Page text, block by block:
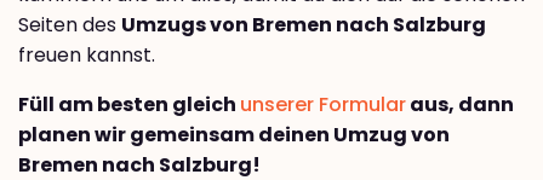
Seiten des Umzugs von Bremen nach Salzburg
freuen kannst.
Füll am besten gleich unserer Formularaus, dann
planen wir gemeinsam deinen Umzug von
Bremen nach Salzburg!